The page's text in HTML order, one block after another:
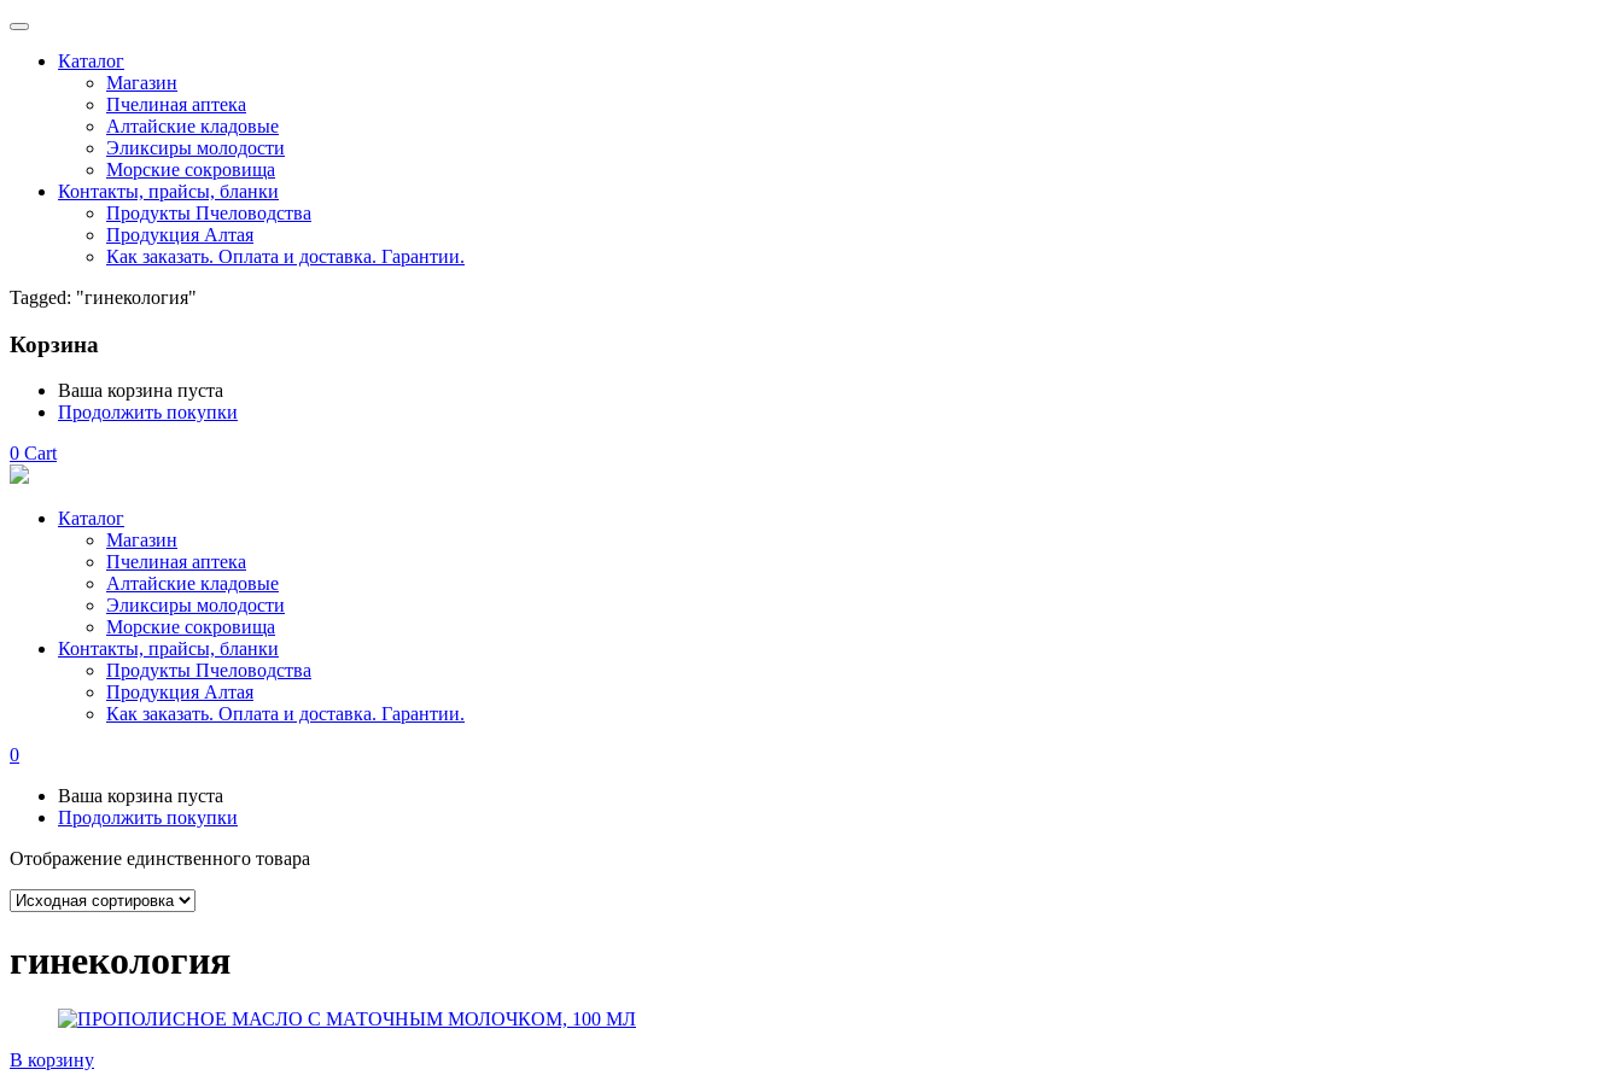
Каталог
Магазин
Пчелиная аптека
Алтайские кладовые
Эликсиры молодости
Морские сокровища
Контакты, прайсы, бланки
Продукты Пчеловодства
Продукция Алтая
Как заказать. Оплата и доставка. Гарантии.
Tagged: "гинекология"
Корзина
Ваша корзина пуста
Продолжить покупки
0 Cart
Каталог
Магазин
Пчелиная аптека
Алтайские кладовые
Эликсиры молодости
Морские сокровища
Контакты, прайсы, бланки
Продукты Пчеловодства
Продукция Алтая
Как заказать. Оплата и доставка. Гарантии.
0
Ваша корзина пуста
Продолжить покупки
Отображение единственного товара
гинекология
В корзину